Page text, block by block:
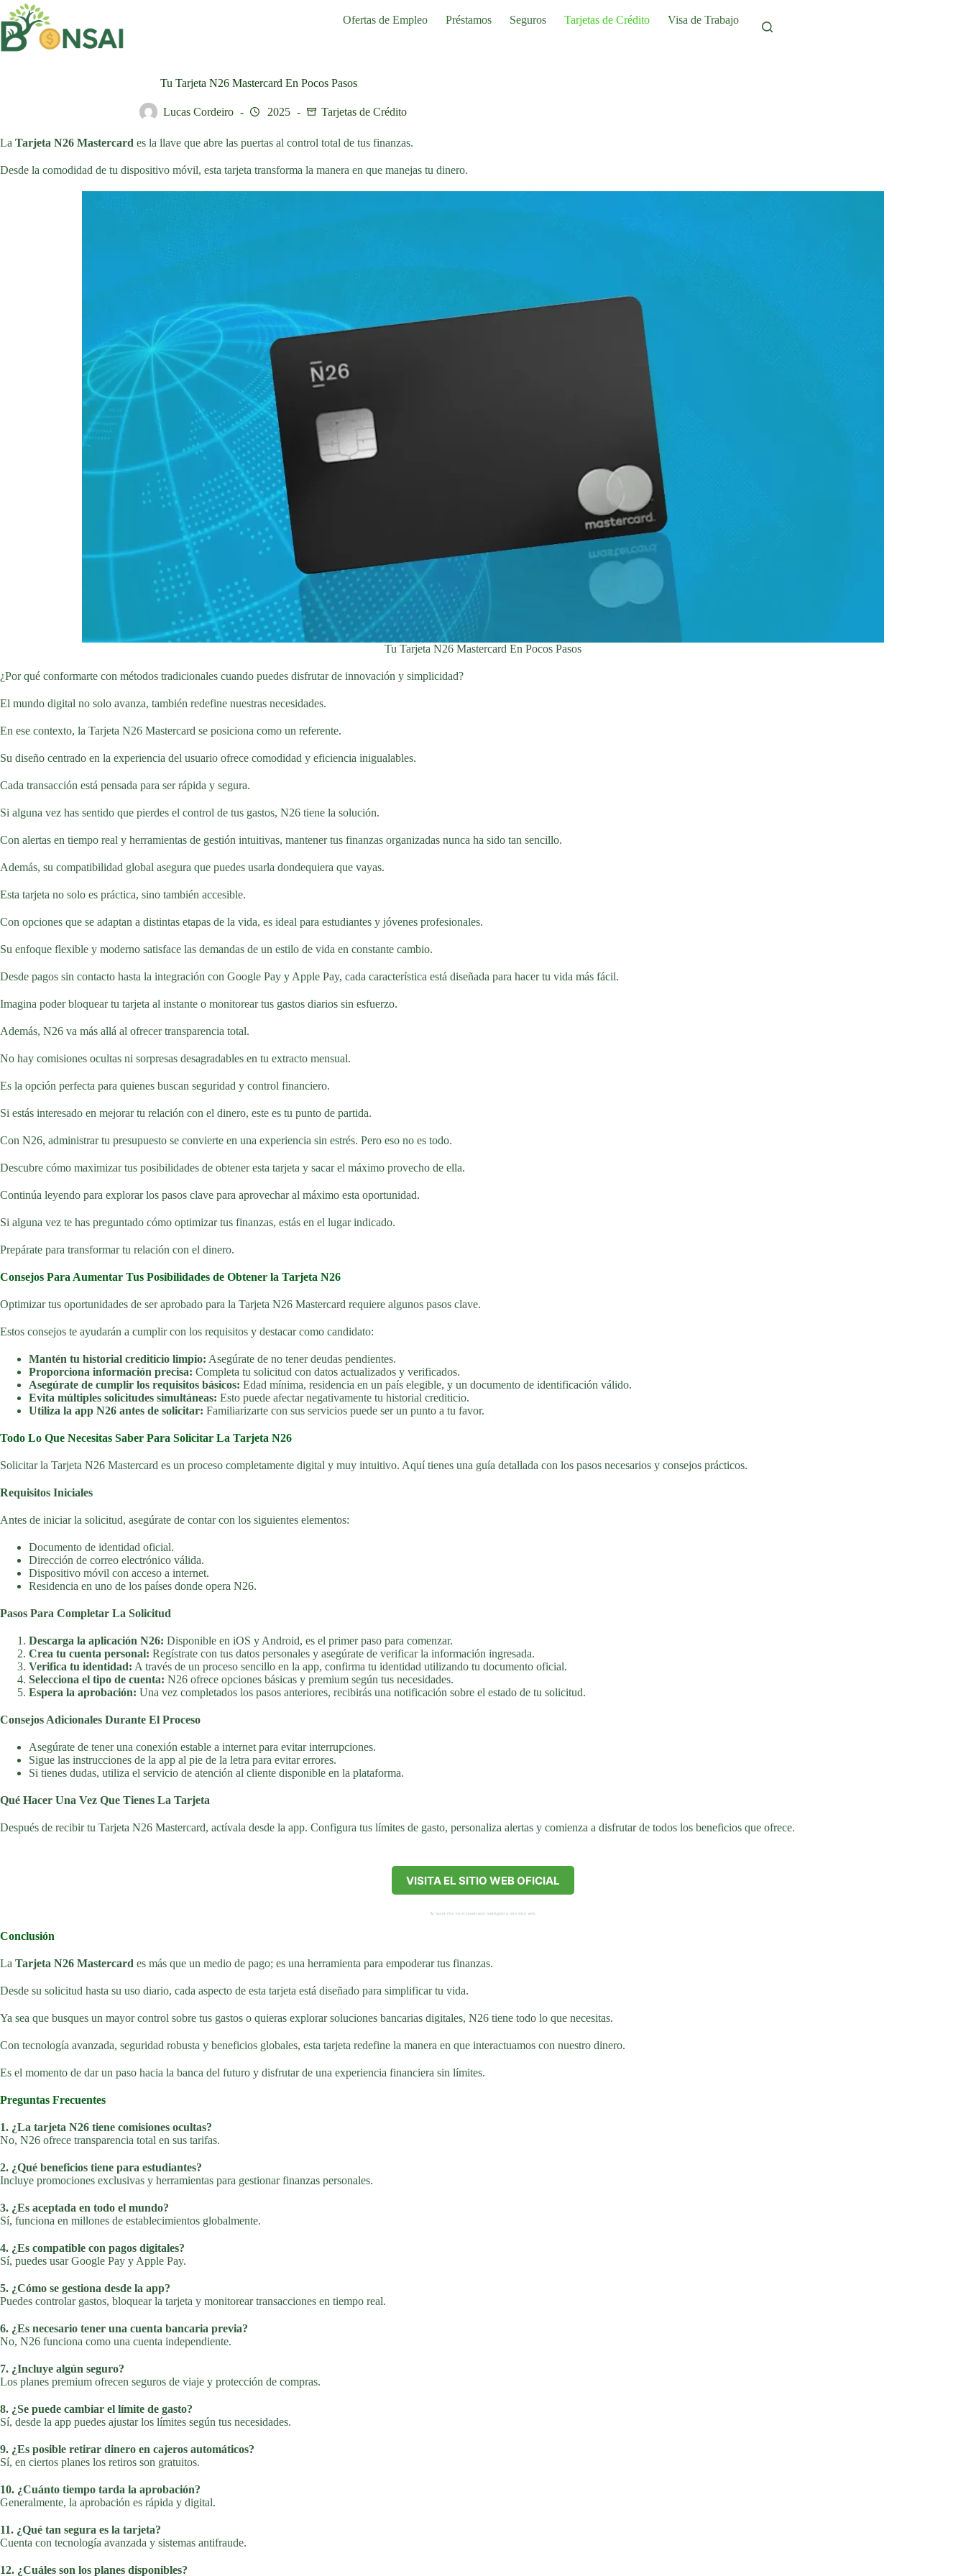
Saltar
al
contenido
Ofertas de Empleo Préstamos Seguros Tarjetas de Crédito Visa de Trabajo
Tu Tarjeta N26 Mastercard En Pocos Pasos
Lucas Cordeiro 2025 Tarjetas de Crédito
La Tarjeta N26 Mastercard es la llave que abre las puertas al control total de tus finanzas.
Desde la comodidad de tu dispositivo móvil, esta tarjeta transforma la manera en que manejas tu dinero.
Tu Tarjeta N26 Mastercard En Pocos Pasos
¿Por qué conformarte con métodos tradicionales cuando puedes disfrutar de innovación y simplicidad?
El mundo digital no solo avanza, también redefine nuestras necesidades.
En ese contexto, la Tarjeta N26 Mastercard se posiciona como un referente.
Su diseño centrado en la experiencia del usuario ofrece comodidad y eficiencia inigualables.
Cada transacción está pensada para ser rápida y segura.
Si alguna vez has sentido que pierdes el control de tus gastos, N26 tiene la solución.
Con alertas en tiempo real y herramientas de gestión intuitivas, mantener tus finanzas organizadas nunca ha sido tan sencillo.
Además, su compatibilidad global asegura que puedes usarla dondequiera que vayas.
Esta tarjeta no solo es práctica, sino también accesible.
Con opciones que se adaptan a distintas etapas de la vida, es ideal para estudiantes y jóvenes profesionales.
Su enfoque flexible y moderno satisface las demandas de un estilo de vida en constante cambio.
Desde pagos sin contacto hasta la integración con Google Pay y Apple Pay, cada característica está diseñada para hacer tu vida más fácil.
Imagina poder bloquear tu tarjeta al instante o monitorear tus gastos diarios sin esfuerzo.
Además, N26 va más allá al ofrecer transparencia total.
No hay comisiones ocultas ni sorpresas desagradables en tu extracto mensual.
Es la opción perfecta para quienes buscan seguridad y control financiero.
Si estás interesado en mejorar tu relación con el dinero, este es tu punto de partida.
Con N26, administrar tu presupuesto se convierte en una experiencia sin estrés. Pero eso no es todo.
Descubre cómo maximizar tus posibilidades de obtener esta tarjeta y sacar el máximo provecho de ella.
Continúa leyendo para explorar los pasos clave para aprovechar al máximo esta oportunidad.
Si alguna vez te has preguntado cómo optimizar tus finanzas, estás en el lugar indicado.
Prepárate para transformar tu relación con el dinero.
Consejos Para Aumentar Tus Posibilidades de Obtener la Tarjeta N26
Optimizar tus oportunidades de ser aprobado para la Tarjeta N26 Mastercard requiere algunos pasos clave.
Estos consejos te ayudarán a cumplir con los requisitos y destacar como candidato:
Mantén tu historial crediticio limpio: Asegúrate de no tener deudas pendientes.
Proporciona información precisa: Completa tu solicitud con datos actualizados y verificados.
Asegúrate de cumplir los requisitos básicos: Edad mínima, residencia en un país elegible, y un documento de identificación válido.
Evita múltiples solicitudes simultáneas: Esto puede afectar negativamente tu historial crediticio.
Utiliza la app N26 antes de solicitar: Familiarizarte con sus servicios puede ser un punto a tu favor.
Todo Lo Que Necesitas Saber Para Solicitar La Tarjeta N26
Solicitar la Tarjeta N26 Mastercard es un proceso completamente digital y muy intuitivo. Aquí tienes una guía detallada con los pasos necesarios y consejos prácticos.
Requisitos Iniciales
Antes de iniciar la solicitud, asegúrate de contar con los siguientes elementos:
Documento de identidad oficial.
Dirección de correo electrónico válida.
Dispositivo móvil con acceso a internet.
Residencia en uno de los países donde opera N26.
Pasos Para Completar La Solicitud
Descarga la aplicación N26: Disponible en iOS y Android, es el primer paso para comenzar.
Crea tu cuenta personal: Regístrate con tus datos personales y asegúrate de verificar la información ingresada.
Verifica tu identidad: A través de un proceso sencillo en la app, confirma tu identidad utilizando tu documento oficial.
Selecciona el tipo de cuenta: N26 ofrece opciones básicas y premium según tus necesidades.
Espera la aprobación: Una vez completados los pasos anteriores, recibirás una notificación sobre el estado de tu solicitud.
Consejos Adicionales Durante El Proceso
Asegúrate de tener una conexión estable a internet para evitar interrupciones.
Sigue las instrucciones de la app al pie de la letra para evitar errores.
Si tienes dudas, utiliza el servicio de atención al cliente disponible en la plataforma.
Qué Hacer Una Vez Que Tienes La Tarjeta
Después de recibir tu Tarjeta N26 Mastercard, actívala desde la app. Configura tus límites de gasto, personaliza alertas y comienza a disfrutar de todos los beneficios que ofrece.
VISITA EL SITIO WEB OFICIAL
Al hacer clic en el botón será redirigido a otro sitio web.
Conclusión
La Tarjeta N26 Mastercard es más que un medio de pago; es una herramienta para empoderar tus finanzas.
Desde su solicitud hasta su uso diario, cada aspecto de esta tarjeta está diseñado para simplificar tu vida.
Ya sea que busques un mayor control sobre tus gastos o quieras explorar soluciones bancarias digitales, N26 tiene todo lo que necesitas.
Con tecnología avanzada, seguridad robusta y beneficios globales, esta tarjeta redefine la manera en que interactuamos con nuestro dinero.
Es el momento de dar un paso hacia la banca del futuro y disfrutar de una experiencia financiera sin límites.
Preguntas Frecuentes
1. ¿La tarjeta N26 tiene comisiones ocultas?
No, N26 ofrece transparencia total en sus tarifas.
2. ¿Qué beneficios tiene para estudiantes?
Incluye promociones exclusivas y herramientas para gestionar finanzas personales.
3. ¿Es aceptada en todo el mundo?
Sí, funciona en millones de establecimientos globalmente.
4. ¿Es compatible con pagos digitales?
Sí, puedes usar Google Pay y Apple Pay.
5. ¿Cómo se gestiona desde la app?
Puedes controlar gastos, bloquear la tarjeta y monitorear transacciones en tiempo real.
6. ¿Es necesario tener una cuenta bancaria previa?
No, N26 funciona como una cuenta independiente.
7. ¿Incluye algún seguro?
Los planes premium ofrecen seguros de viaje y protección de compras.
8. ¿Se puede cambiar el límite de gasto?
Sí, desde la app puedes ajustar los límites según tus necesidades.
9. ¿Es posible retirar dinero en cajeros automáticos?
Sí, en ciertos planes los retiros son gratuitos.
10. ¿Cuánto tiempo tarda la aprobación?
Generalmente, la aprobación es rápida y digital.
11. ¿Qué tan segura es la tarjeta?
Cuenta con tecnología avanzada y sistemas antifraude.
12. ¿Cuáles son los planes disponibles?